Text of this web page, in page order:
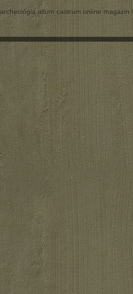
archeológia altum castrum online